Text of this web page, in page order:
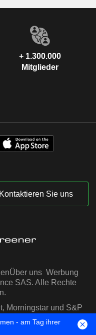
+ 1.300.000
Mitglieder
Kontaktieren Sie uns
Über uns Werbung
SAS. Alle Rechte
Morningstar und S&P
gestellt
- am Tag ihrer